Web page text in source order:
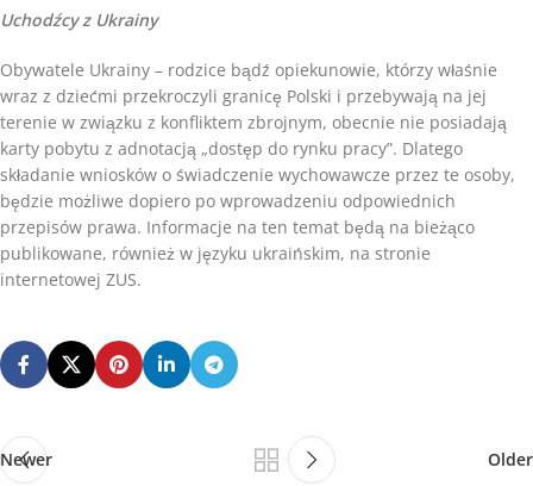
Uchodźcy z Ukrainy
Obywatele Ukrainy – rodzice bądź opiekunowie, którzy właśnie
wraz z dziećmi przekroczyli granicę Polski i przebywają na jej
terenie w związku z konfliktem zbrojnym, obecnie nie posiadają
karty pobytu z adnotacją „dostęp do rynku pracy”. Dlatego
składanie wniosków o świadczenie wychowawcze przez te osoby,
będzie możliwe dopiero po wprowadzeniu odpowiednich
przepisów prawa. Informacje na ten temat będą na bieżąco
publikowane, również w języku ukraińskim, na stronie
internetowej ZUS.
Newer Older